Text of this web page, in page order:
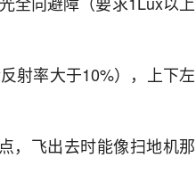
射率大于10%），上下左
，飞出去时能像扫地机那